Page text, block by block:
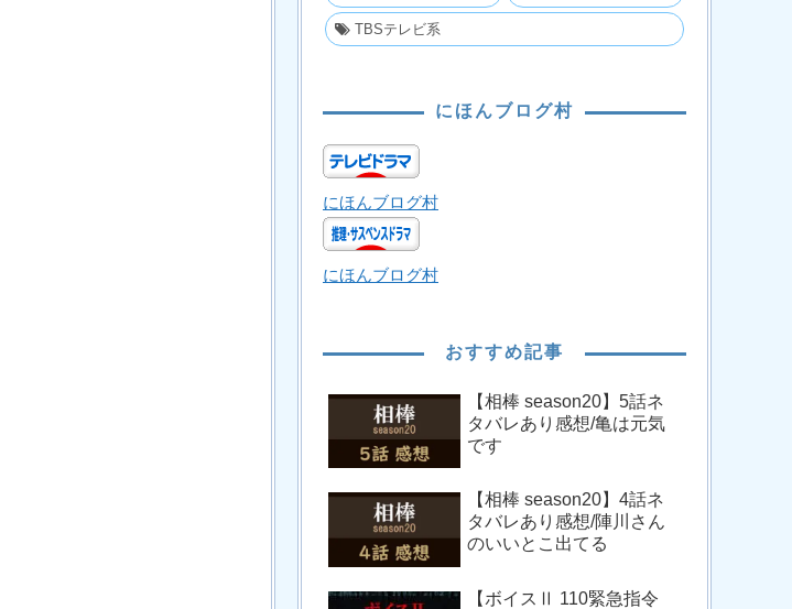
TBSテレビ系
にほんブログ村
にほんブログ村
にほんブログ村
おすすめ記事
【相棒 season20】5話ネ
タバレあり感想/亀は元気
です
【相棒 season20】4話ネ
タバレあり感想/陣川さん
のいいとこ出てる
【ボイスⅡ 110緊急指令